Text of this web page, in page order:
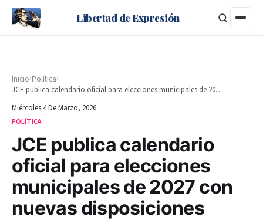
Libertad de Expresión
Inicio›Política›
JCE publica calendario oficial para elecciones municipales de 2027 con nuevas disposiciones
Miércoles 4 De Marzo, 2026
POLÍTICA
JCE publica calendario
oficial para elecciones
municipales de 2027 con
nuevas disposiciones